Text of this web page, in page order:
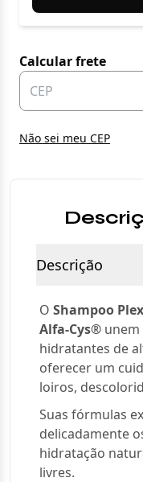
Calcular frete
Não sei meu CEP
Descrição
O Shampoo
Alfa-Cys® unem
hidratantes de
oferecer um
loiros,
Suas fórmulas
delicadamente
hidratação
livres.